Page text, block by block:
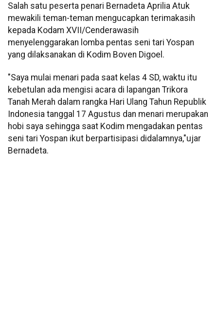
Salah satu peserta penari Bernadeta Aprilia Atuk
mewakili teman-teman mengucapkan terimakasih
kepada Kodam XVII/Cenderawasih
menyelenggarakan lomba pentas seni tari Yospan
yang dilaksanakan di Kodim Boven Digoel.
"Saya mulai menari pada saat kelas 4 SD, waktu itu
kebetulan ada mengisi acara di lapangan Trikora
Tanah Merah dalam rangka Hari Ulang Tahun Republik
Indonesia tanggal 17 Agustus dan menari merupakan
hobi saya sehingga saat Kodim mengadakan pentas
seni tari Yospan ikut berpartisipasi didalamnya,"ujar
Bernadeta.